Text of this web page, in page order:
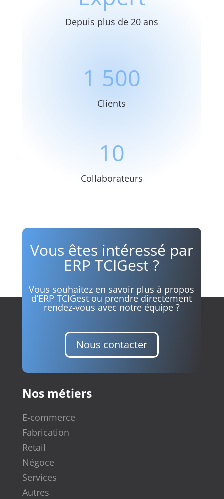
Depuis plus de 20 ans
1 500
Clients
10
Collaborateurs
Vous êtes intéressé par
ERP TCIGest ?
Vous souhaitez en savoir plus à propos
d’ERP TCIGest ou prendre directement
rendez-vous avec notre équipe ?
Nous contacter
Nos métiers
E-commerce
Fabrication
Retail
Négoce
Services
Autres